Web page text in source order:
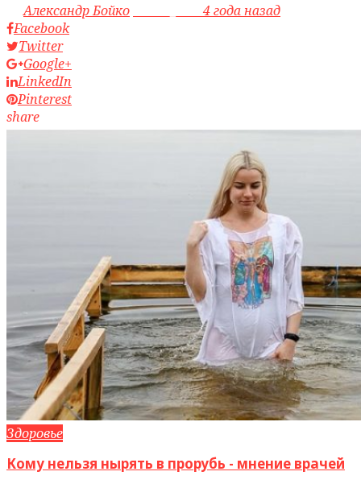
byАлександр Бойко
4 года назад
Facebook
Twitter
Google+
LinkedIn
Pinterest
share
Здоровье
Кому нельзя нырять в прорубь - мнение врачей